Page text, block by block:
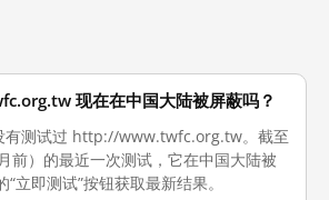
现在在中国大陆被屏蔽吗？
有测试过 http://www.twfc.org.tw。截至
前）的最近一次测试，它在中国大陆被
立即测试”按钮获取最新结果。